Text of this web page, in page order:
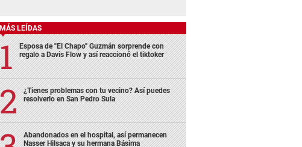
MÁS LEÍDAS
Esposa de "El Chapo" Guzmán sorprende con
regalo a Davis Flow y así reaccionó el tiktoker
¿Tienes problemas con tu vecino? Así puedes
resolverlo en San Pedro Sula
Abandonados en el hospital, así permanecen
Nasser Hilsaca y su hermana Básima